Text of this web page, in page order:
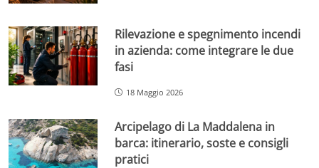
Rilevazione e spegnimento incendi
in azienda: come integrare le due
fasi
18 Maggio 2026
Arcipelago di La Maddalena in
barca: itinerario, soste e consigli
pratici